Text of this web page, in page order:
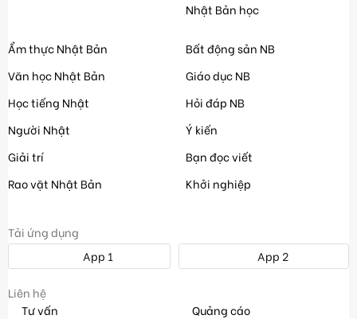
Nhật Bản học
Ẩm thực Nhật Bản
Văn học Nhật Bản
Học tiếng Nhật
Người Nhật
Giải trí
Rao vặt Nhật Bản
Bất động sản NB
Giáo dục NB
Hỏi đáp NB
Ý kiến
Bạn đọc viết
Khởi nghiệp
Tải ứng dụng
App 1
App 2
Liên hệ
Tư vấn
Quảng cáo